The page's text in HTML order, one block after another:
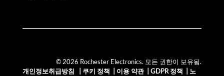
© 2026 Rochester Electronics. 모든 권한이 보유됨.
개인정보취급방침
쿠키 정책 이용 약관| GDPR 정책
노